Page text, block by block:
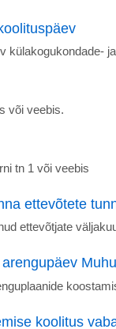
külakogukondade-
või veebis.
tn 1 või veebis
ettevõtete
ettevõtjate
koolitus